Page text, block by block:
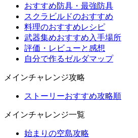
おすすめ防具・最強防具
スクラビルドのおすすめ
料理のおすすめレシピ
武器集めおすすめ入手場所
評価・レビューと感想
自分で作るゼルダマップ
メインチャレンジ攻略
ストーリーおすすめ攻略順
メインチャレンジ一覧
始まりの空島攻略